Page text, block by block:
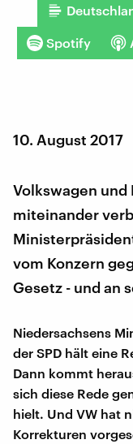
Spotify
10. August 2017
Volkswagen und
miteinander
vom Konzern
Gesetz - und an
Niedersachsens
der SPD hält eine
Dann kommt
sich diese Rede
hielt. Und VW hat
Korrekturen